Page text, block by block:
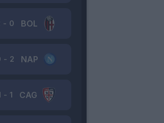
BOL
- 0
NAP
- 2
CAG
- 1